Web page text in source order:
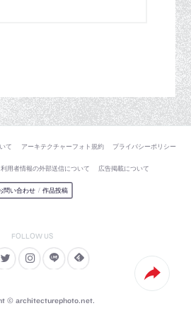
て アーキテクチャーフォト規約 プライバシーポリシー
利用者情報の外部送信について 広告掲載について
問い合わせ / 作品投稿
© architecturephoto.net.